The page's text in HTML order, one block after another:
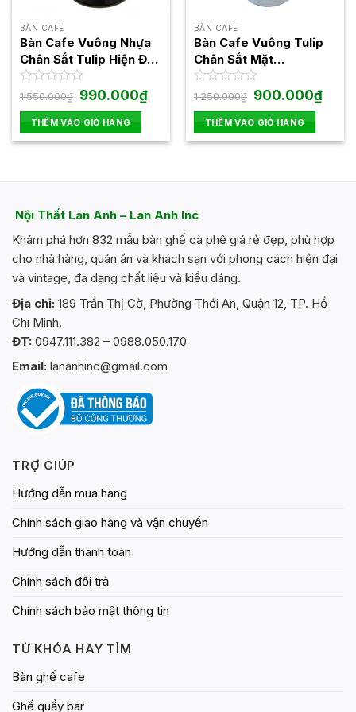
BÀN CAFE
Bàn Cafe Vuông Nhựa
Chân Sắt Tulip Hiện Đại
1545FAB
Được
hạng
0
5
1.550.000₫ Giá
gốc
là:
1.550.000₫.
990.000₫Giá
hiện
990.000₫.
THÊM VÀO GIỎ HÀNG
BÀN CAFE
Bàn Cafe Vuông Tulip
Chân Sắt Mặt
Composite LAST252
Được
hạng
0
5
1.250.000₫ Giá
gốc
là:
1.250.000₫.
900.000₫Giá
hiện
THÊM VÀO GIỎ HÀNG
Nội Thất Lan Anh – Lan Anh Inc
Khám phá hơn 832 mẫu bàn ghế cà phê giá rẻ đẹp, phù hợp
cho nhà hàng, quán ăn và khách sạn với phong cách hiện đại
và vintage, đa dạng chất liệu và kiểu dáng.
Địa chỉ: 189 Trần Thị Cờ, Phường Thới An, Quận 12, TP. Hồ
Chí Minh.
ĐT: 0947.111.382 – 0988.050.170
Email: lananhinc@gmail.com
TRỢ GIÚP
Hướng dẫn mua hàng
Chính sách giao hàng và vận chuyển
Hướng dẫn thanh toán
Chính sách đổi trả
Chính sách bảo mật thông tin
TỪ KHÓA HAY TÌM
Bàn ghế cafe
Ghế quầy bar